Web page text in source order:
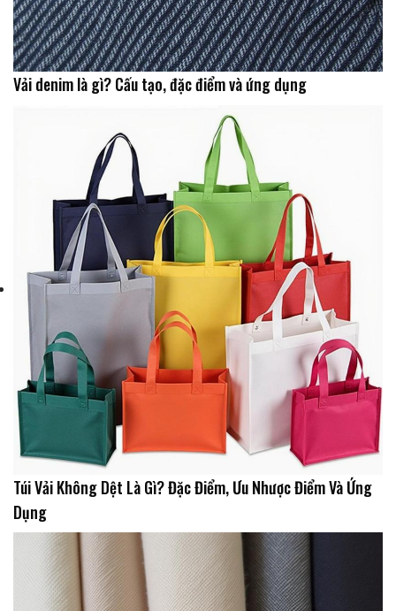
Vải denim là gì? Cấu tạo, đặc điểm và ứng dụng
Túi Vải Không Dệt Là Gì? Đặc Điểm, Ưu Nhược Điểm Và Ứng
Dụng